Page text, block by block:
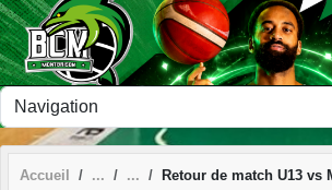
Accueil Retour de match U13 vs
Panneau de gestion des cookies